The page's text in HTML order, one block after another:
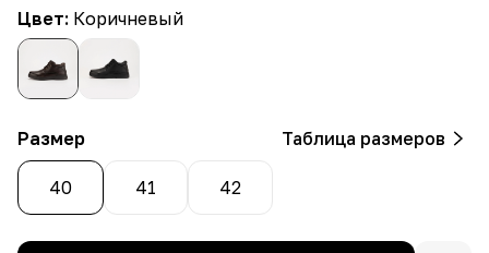
Цвет: Коричневый
Размер Таблица размеров
40 41 42